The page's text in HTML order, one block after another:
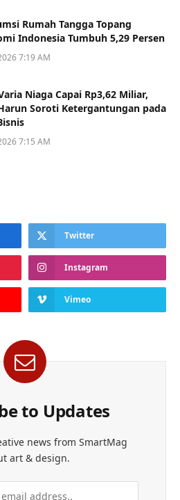
Rumah Tangga Topang
Indonesia Tumbuh 5,29 Persen
7:19 AM
Niaga Capai Rp3,62 Miliar,
Soroti Ketergantungan pada
7:15 AM
Twitter
Instagram
Vimeo
to Updates
news from SmartMag
art & design.